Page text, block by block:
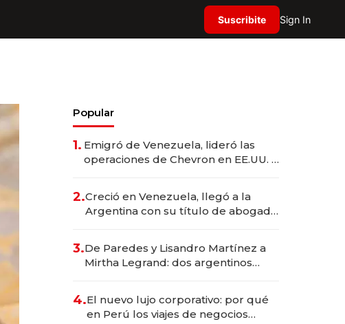
Suscribite Sign In
Popular
1. Emigró de Venezuela, lideró las
operaciones de Chevron en EE.UU. y
2.Creció en Venezuela, llegó a la
Argentina con su título de abogado
marcas "fast premium"
3.De Paredes y Lisandro Martínez a
Mirtha Legrand: dos argentinos
4.El nuevo lujo corporativo: por qué
en Perú los viajes de negocios